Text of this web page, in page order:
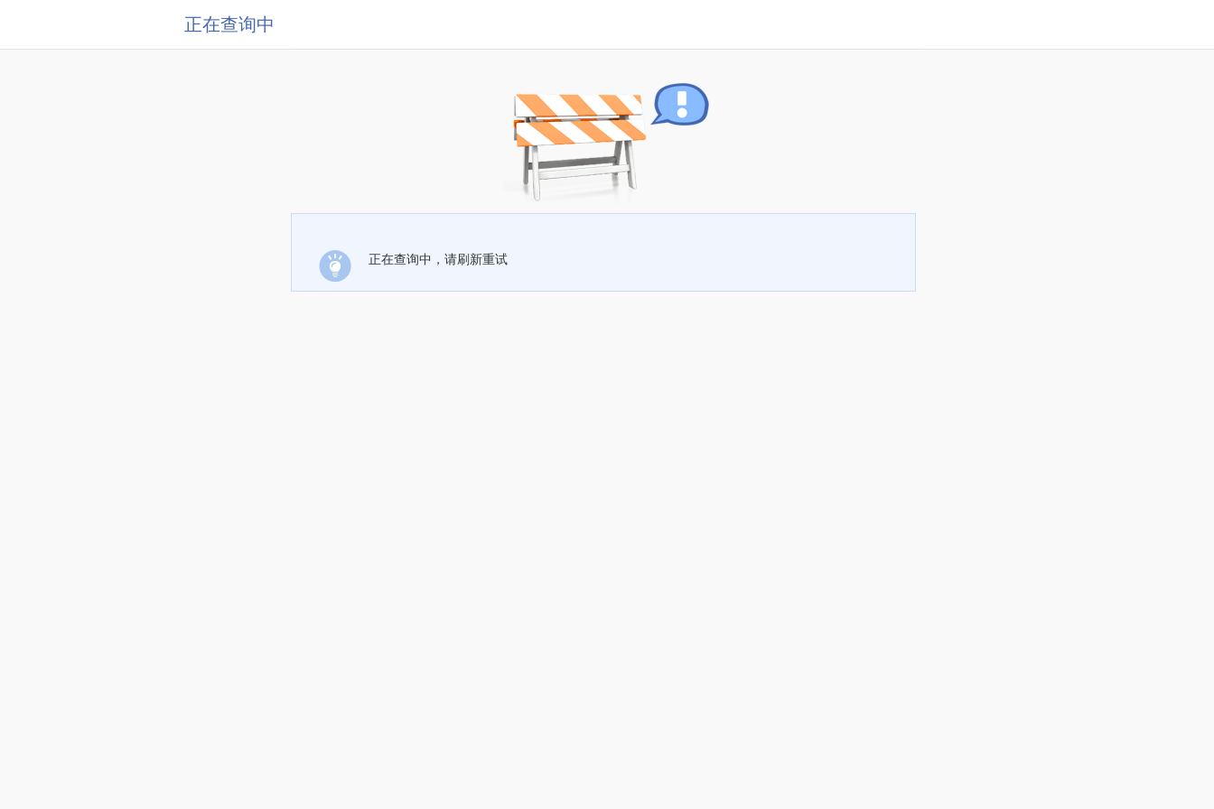
正在查询中
正在查询中，请刷新重试